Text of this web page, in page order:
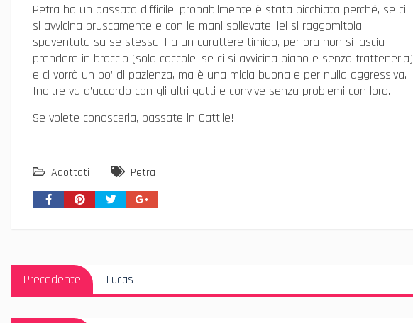
Petra ha un passato difficile: probabilmente è stata picchiata perché, se ci
si avvicina bruscamente e con le mani sollevate, lei si raggomitola
spaventata su se stessa. Ha un carattere timido, per ora non si lascia
prendere in braccio (solo coccole, se ci si avvicina piano e senza trattenerla)
e ci vorrà un po’ di pazienza, ma è una micia buona e per nulla aggressiva.
Inoltre va d’accordo con gli altri gatti e convive senza problemi con loro.
Se volete conoscerla, passate in Gattile!
Adottati Petra
Navigazione
articoli
Precedente
Precedente:
Lucas